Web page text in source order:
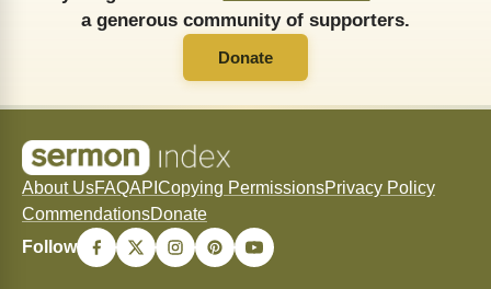
a generous community of supporters.
Donate
About UsFAQAPI Copying PermissionsPrivacy Policy
CommendationsDonate
Follow